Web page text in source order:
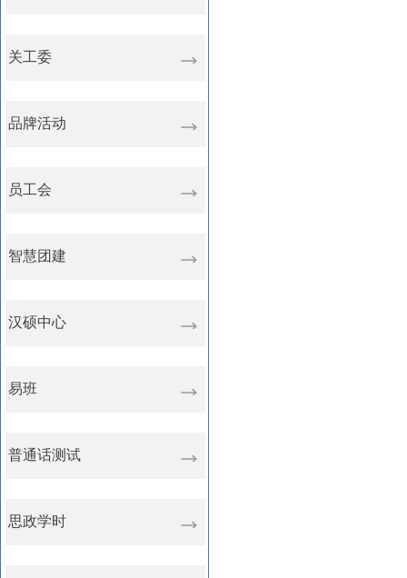
关工委
品牌活动
员工会
智慧团建
汉硕中心
易班
普通话测试
思政学时